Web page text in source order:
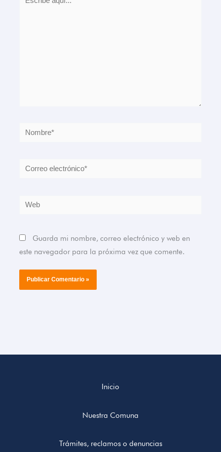
Nombre*
Correo
Web
Guarda mi nombre, correo electrónico y web en
este navegador para la próxima vez que comente.
Inicio
Nuestra Comuna
Trámites, reclamos o denuncias